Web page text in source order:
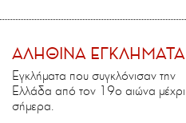
ΑΛΗΘΙΝΑ ΕΓΚΛΗΜΑΤΑ
Εγκλήματα που συγκλόνισαν την
Ελλάδα από τον 19ο αιώνα μέχρι
σήμερα.